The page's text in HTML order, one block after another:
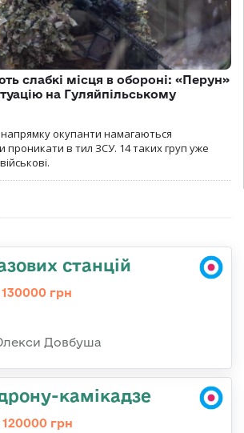
слабкі місця в обороні: «Перун»
на Гуляйпільському
окупанти намагаються
проникати в тил ЗСУ. 14 таких груп уже
станцій
грн
Довбуша
камікадзе
грн